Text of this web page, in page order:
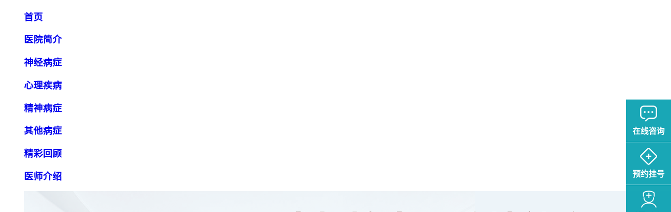
首页
医院简介
神经病症
心理疾病
精神病症
其他病症
精彩回顾
医师介绍
在线咨询
预约挂号